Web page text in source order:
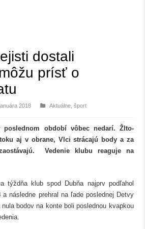
dostali
prísť o
2018 Aktuálne,šport
poslednom období vôbec nedarí. Žlto-
aj v obrane, Vlci strácajú body a za
Vedenie klubu reaguje na
týždňa klub spod Dubňa najprv podľahol
následne prehral na ľade poslednej Detvy
bodov na konte boli poslednou kvapkou